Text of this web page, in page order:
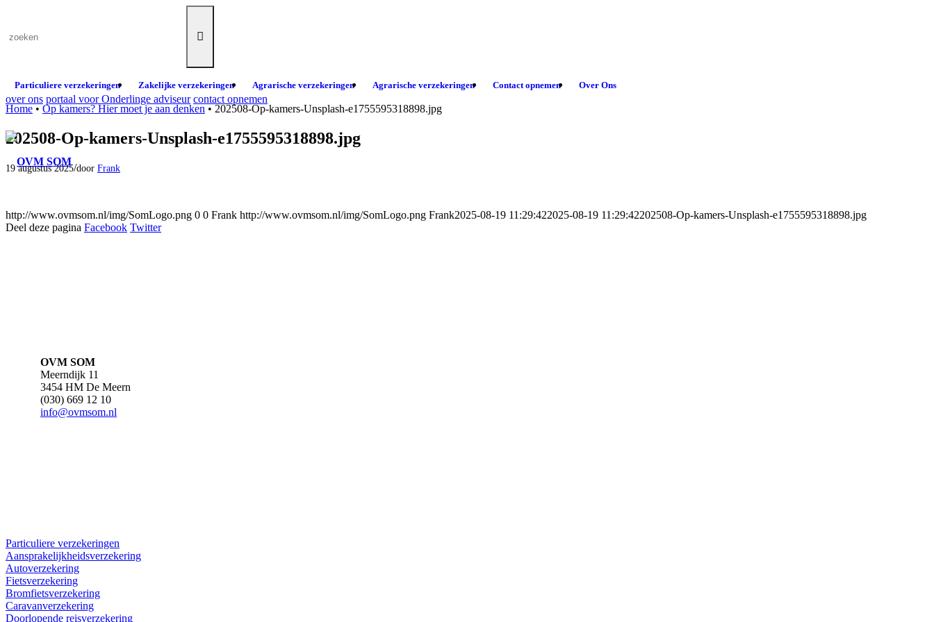
over ons portaal voor Onderlinge adviseur contact opnemen
Particuliere verzekeringen Zakelijke verzekeringen Agrarische verzekeringen Agrarische verzekeringen Contact opnemen Over Ons
Home • Op kamers? Hier moet je aan denken • 202508-Op-kamers-Unsplash-e1755595318898.jpg
202508-Op-kamers-Unsplash-e1755595318898.jpg
19 augustus 2025/door Frank
http://www.ovmsom.nl/img/SomLogo.png 0 0 Frank http://www.ovmsom.nl/img/SomLogo.png Frank2025-08-19 11:29:422025-08-19 11:29:42202508-Op-kamers-Unsplash-e1755595318898.jpg
Deel deze pagina Facebook Twitter
OVM SOM
Meerndijk 11
3454 HM De Meern
(030) 669 12 10
info@ovmsom.nl
Particuliere verzekeringen
Aansprakelijkheidsverzekering
Autoverzekering
Fietsverzekering
Bromfietsverzekering
Caravanverzekering
Doorlopende reisverzekering